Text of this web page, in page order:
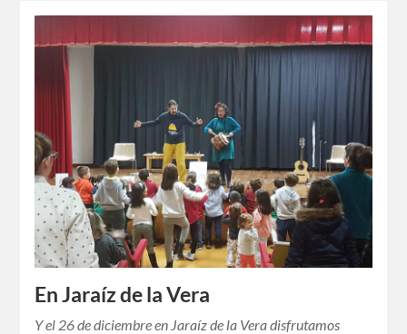
En Jaraíz de la Vera
Y el 26 de diciembre en Jaraíz de la Vera disfrutamos